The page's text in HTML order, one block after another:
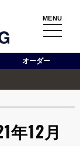
MENU
toggle
オーダー
年12月